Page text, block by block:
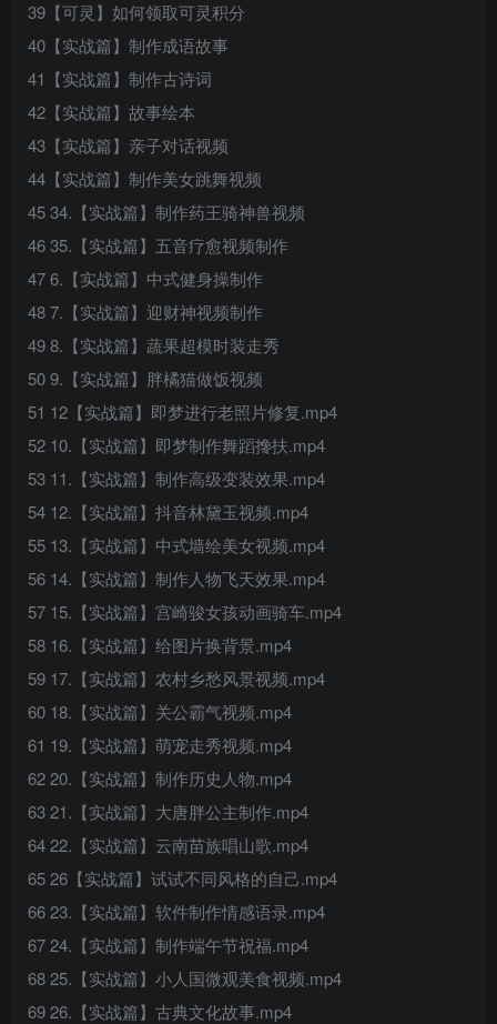
39【可灵】如何领取可灵积分
40【实战篇】制作成语故事
41【实战篇】制作古诗词
42【实战篇】故事绘本
43【实战篇】亲子对话视频
44【实战篇】制作美女跳舞视频
45 34.【实战篇】制作药王骑神兽视频
46 35.【实战篇】五音疗愈视频制作
47 6.【实战篇】中式健身操制作
48 7.【实战篇】迎财神视频制作
49 8.【实战篇】蔬果超模时装走秀
50 9.【实战篇】胖橘猫做饭视频
51 12【实战篇】即梦进行老照片修复.mp4
52 10.【实战篇】即梦制作舞蹈搀扶.mp4
53 11.【实战篇】制作高级变装效果.mp4
54 12.【实战篇】抖音林黛玉视频.mp4
55 13.【实战篇】中式墙绘美女视频.mp4
56 14.【实战篇】制作人物飞天效果.mp4
57 15.【实战篇】宫崎骏女孩动画骑车.mp4
58 16.【实战篇】给图片换背景.mp4
59 17.【实战篇】农村乡愁风景视频.mp4
60 18.【实战篇】关公霸气视频.mp4
61 19.【实战篇】萌宠走秀视频.mp4
62 20.【实战篇】制作历史人物.mp4
63 21.【实战篇】大唐胖公主制作.mp4
64 22.【实战篇】云南苗族唱山歌.mp4
65 26【实战篇】试试不同风格的自己.mp4
66 23.【实战篇】软件制作情感语录.mp4
67 24.【实战篇】制作端午节祝福.mp4
68 25.【实战篇】小人国微观美食视频.mp4
69 26.【实战篇】古典文化故事.mp4